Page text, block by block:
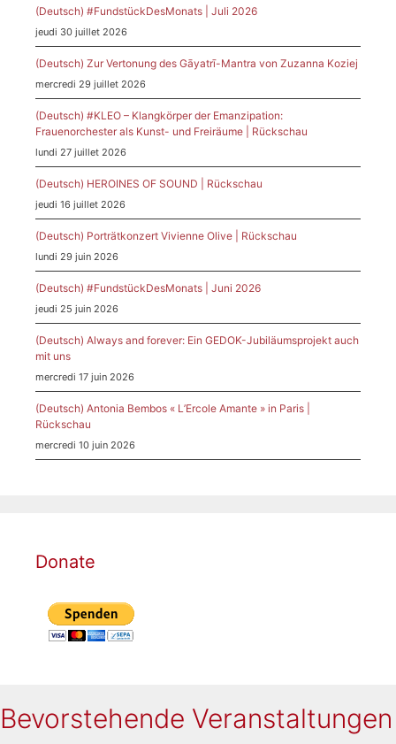
(Deutsch) #FundstückDesMonats | Juli 2026
jeudi 30 juillet 2026
(Deutsch) Zur Vertonung des Gāyatrī-Mantra von Zuzanna Koziej
mercredi 29 juillet 2026
(Deutsch) #KLEO – Klangkörper der Emanzipation:
Frauenorchester als Kunst- und Freiräume | Rückschau
lundi 27 juillet 2026
(Deutsch) HEROINES OF SOUND | Rückschau
jeudi 16 juillet 2026
(Deutsch) Porträtkonzert Vivienne Olive | Rückschau
lundi 29 juin 2026
(Deutsch) #FundstückDesMonats | Juni 2026
jeudi 25 juin 2026
(Deutsch) Always and forever: Ein GEDOK-Jubiläumsprojekt auch
mit uns
mercredi 17 juin 2026
(Deutsch) Antonia Bembos « L’Ercole Amante » in Paris |
Rückschau
mercredi 10 juin 2026
Donate
Bevorstehende Veranstaltungen